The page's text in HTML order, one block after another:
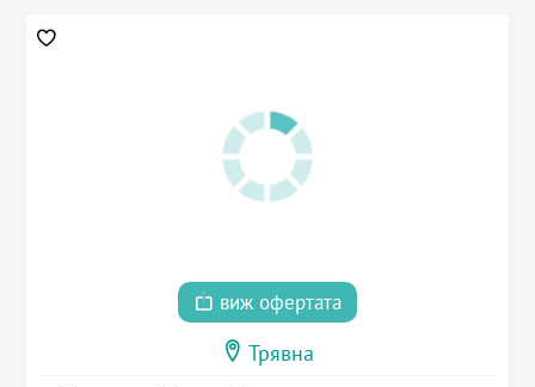
виж офертата
Трявна